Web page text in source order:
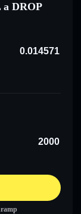
a DROP